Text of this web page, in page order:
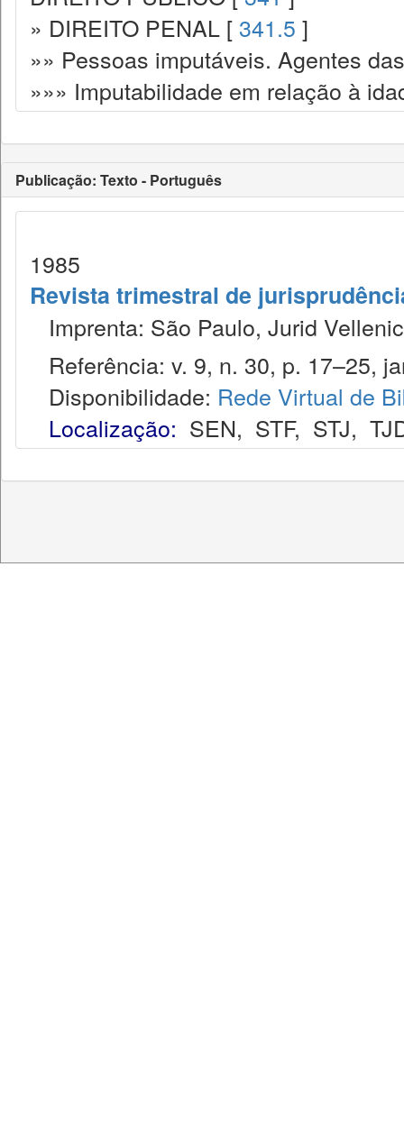
» DIREITO PENAL [ 341.5 ]
»» Pessoas imputáveis. Agentes
»»» Imputabilidade em relação à
Publicação: Texto - Português
1985
Revista trimestral de
Imprenta: São Paulo, Jurid
Referência: v. 9, n. 30, p. 17–25,
Disponibilidade: Rede Virtual de
Localização: SEN, STF, STJ,